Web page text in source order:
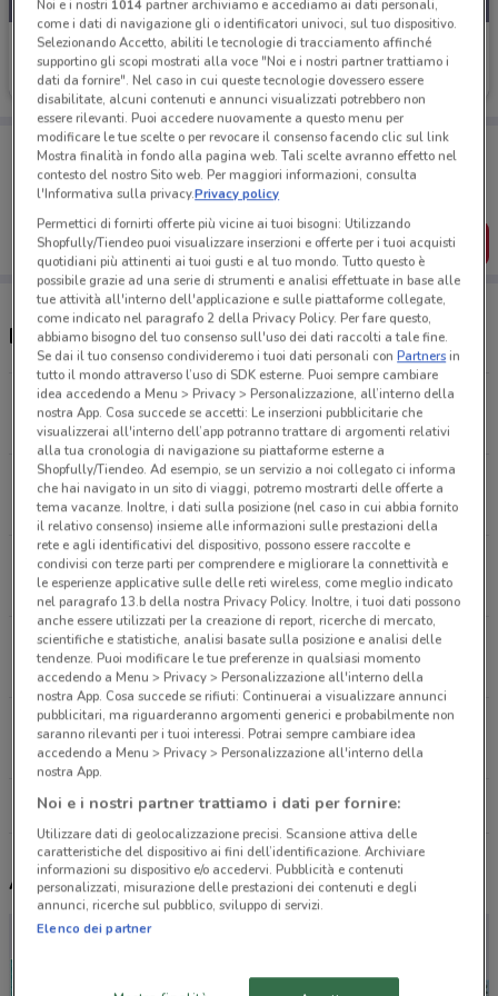
Eufarma
Scade il 13/09
Porta DoveConviene sempre con te!
Puoi trovare le migliori offerte dei negozi vicino a te,
salvarle e creare la tua lista del risparmio, comodamente
dal tuo cellulare.
SCARICA L’APP
Negozi Eufarma a Napoli
Via Chiaia 153 Napoli-via Chiaia
255 m
CHIUSO
Via Toledo, 252 Napoli
564 m
CHIUSO
Piazza Amedeo 2/3 Napoli-piazza Amedeo
976 m
CHIUSO
Piazza Carità, 9 Napoli-piazza Carità
1.2 km
CHIUSO
Via Portamedina, 8 Napoli
1.4 km
Tutti i negozi Eufarma
Altri volantini nelle vicinanze
Noi e i nostri 1014partner archiviamo e accediamo ai dati personali,
come i dati di navigazione gli o identificatori univoci, sul tuo dispositivo.
Selezionando Accetto, abiliti le tecnologie di tracciamento affinché
supportino gli scopi mostrati alla voce "Noi e i nostri partner trattiamo i
dati da fornire". Nel caso in cui queste tecnologie dovessero essere
disabilitate, alcuni contenuti e annunci visualizzati potrebbero non
essere rilevanti. Puoi accedere nuovamente a questo menu per
modificare le tue scelte o per revocare il consenso facendo clic sul link
Mostra finalità in fondo alla pagina web. Tali scelte avranno effetto nel
contesto del nostro Sito web. Per maggiori informazioni, consulta
l'Informativa sulla privacy.Privacy policy
Permettici di fornirti offerte più vicine ai tuoi bisogni: Utilizzando
Shopfully/Tiendeo puoi visualizzare inserzioni e offerte per i tuoi acquisti
quotidiani più attinenti ai tuoi gusti e al tuo mondo. Tutto questo è
possibile grazie ad una serie di strumenti e analisi effettuate in base alle
tue attività all'interno dell'applicazione e sulle piattaforme collegate,
come indicato nel paragrafo 2 della Privacy Policy. Per fare questo,
abbiamo bisogno del tuo consenso sull'uso dei dati raccolti a tale fine.
Se dai il tuo consenso condivideremo i tuoi dati personali conPartnersin
tutto il mondo attraverso l’uso di SDK esterne. Puoi sempre cambiare
idea accedendo a Menu > Privacy > Personalizzazione, all’interno della
nostra App. Cosa succede se accetti: Le inserzioni pubblicitarie che
visualizzerai all'interno dell’app potranno trattare di argomenti relativi
alla tua cronologia di navigazione su piattaforme esterne a
Shopfully/Tiendeo. Ad esempio, se un servizio a noi collegato ci informa
che hai navigato in un sito di viaggi, potremo mostrarti delle offerte a
tema vacanze. Inoltre, i dati sulla posizione (nel caso in cui abbia fornito
il relativo consenso) insieme alle informazioni sulle prestazioni della
rete e agli identificativi del dispositivo, possono essere raccolte e
condivisi con terze parti per comprendere e migliorare la connettività e
le esperienze applicative sulle delle reti wireless, come meglio indicato
nel paragrafo 13.b della nostra Privacy Policy. Inoltre, i tuoi dati possono
anche essere utilizzati per la creazione di report, ricerche di mercato,
scientifiche e statistiche, analisi basate sulla posizione e analisi delle
tendenze. Puoi modificare le tue preferenze in qualsiasi momento
accedendo a Menu > Privacy > Personalizzazione all'interno della
nostra App. Cosa succede se rifiuti: Continuerai a visualizzare annunci
pubblicitari, ma riguarderanno argomenti generici e probabilmente non
saranno rilevanti per i tuoi interessi. Potrai sempre cambiare idea
accedendo a Menu > Privacy > Personalizzazione all'interno della
nostra App.
Noi e i nostri partner trattiamo i dati per fornire:
Utilizzare dati di geolocalizzazione precisi. Scansione attiva delle
caratteristiche del dispositivo ai fini dell’identificazione. Archiviare
informazioni su dispositivo e/o accedervi. Pubblicità e contenuti
personalizzati, misurazione delle prestazioni dei contenuti e degli
annunci, ricerche sul pubblico, sviluppo di servizi.
Elenco dei partner